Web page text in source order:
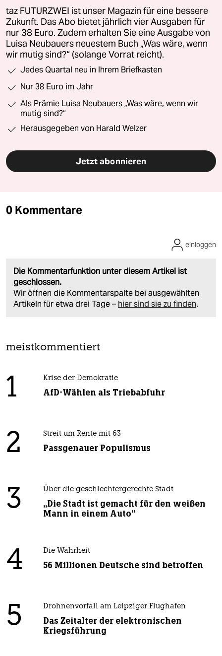
taz FUTURZWEI ist unser Magazin für eine bessere
Zukunft. Das Abo bietet jährlich vier Ausgaben für
nur 38 Euro. Zudem erhalten Sie eine Ausgabe von
Luisa Neubauers neuestem Buch „Was wäre, wenn
wir mutig sind?“ (solange Vorrat reicht).
Jedes Quartal neu in Ihrem Briefkasten
Nur 38 Euro im Jahr
Als Prämie Luisa Neubauers „Was wäre, wenn wir
mutig sind?“
Herausgegeben von Harald Welzer
Jetzt abonnieren
0 Kommentare
Die Kommentarfunktion unter diesem Artikel ist
geschlossen.
Wir öffnen die Kommentarspalte bei ausgewählten
Artikeln für etwa drei Tage – hier sind sie zu finden.
einloggen
meistkommentiert
1 Krise der Demokratie
AfD-Wählen als Triebabfuhr
2 Streit um Rente mit 63
Passgenauer Populismus
3 Über die geschlechtergerechte Stadt
„Die Stadt ist gemacht für den weißen
Mann in einem Auto“
4 Die Wahrheit
56 Millionen Deutsche sind betroffen
5 Drohnenvorfall am Leipziger Flughafen
Das Zeitalter der elektronischen
Kriegsführung